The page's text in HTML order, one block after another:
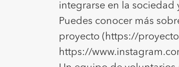
integrarse en la sociedad
Puedes conocer más
proyecto (https://
https://